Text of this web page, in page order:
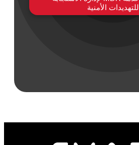
للتهديدات الأمنية